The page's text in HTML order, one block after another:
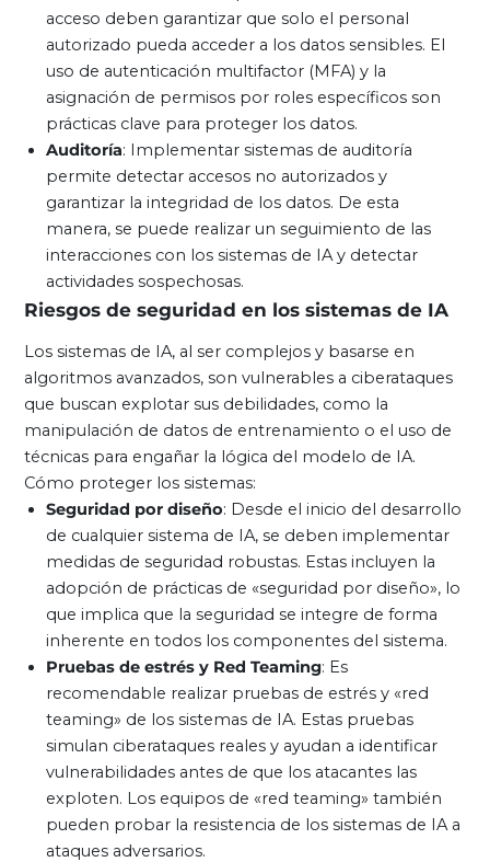
acceso deben garantizar que solo el personal
autorizado pueda acceder a los datos sensibles. El
uso de autenticación multifactor (MFA) y la
asignación de permisos por roles específicos son
prácticas clave para proteger los datos.
Auditoría: Implementar sistemas de auditoría
permite detectar accesos no autorizados y
garantizar la integridad de los datos. De esta
manera, se puede realizar un seguimiento de las
interacciones con los sistemas de IA y detectar
actividades sospechosas.
Riesgos de seguridad en los sistemas de IA
Los sistemas de IA, al ser complejos y basarse en
algoritmos avanzados, son vulnerables a ciberataques
que buscan explotar sus debilidades, como la
manipulación de datos de entrenamiento o el uso de
técnicas para engañar la lógica del modelo de IA.
Cómo proteger los sistemas:
Seguridad por diseño: Desde el inicio del desarrollo
de cualquier sistema de IA, se deben implementar
medidas de seguridad robustas. Estas incluyen la
adopción de prácticas de «seguridad por diseño», lo
que implica que la seguridad se integre de forma
inherente en todos los componentes del sistema.
Pruebas de estrés y Red Teaming: Es
recomendable realizar pruebas de estrés y «red
teaming» de los sistemas de IA. Estas pruebas
simulan ciberataques reales y ayudan a identificar
vulnerabilidades antes de que los atacantes las
exploten. Los equipos de «red teaming» también
pueden probar la resistencia de los sistemas de IA a
ataques adversarios.